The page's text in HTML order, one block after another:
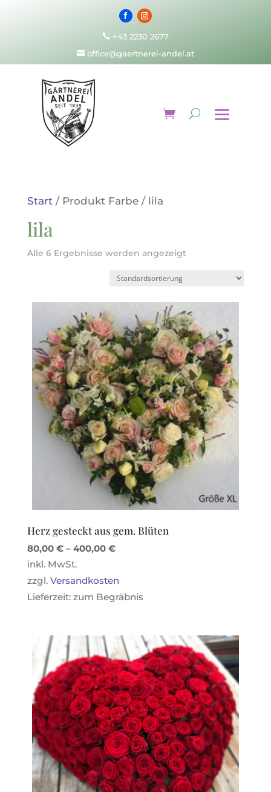
 +43 2230 2677
office@gaertnerei-andel.at
Start/ Produkt Farbe / lila
lila
Alle 6 Ergebnisse werden angezeigt
Herz gesteckt aus gem. Blüten
80,00 €– 400,00 €
inkl. MwSt.
zzgl. Versandkosten
Lieferzeit: zum Begräbnis